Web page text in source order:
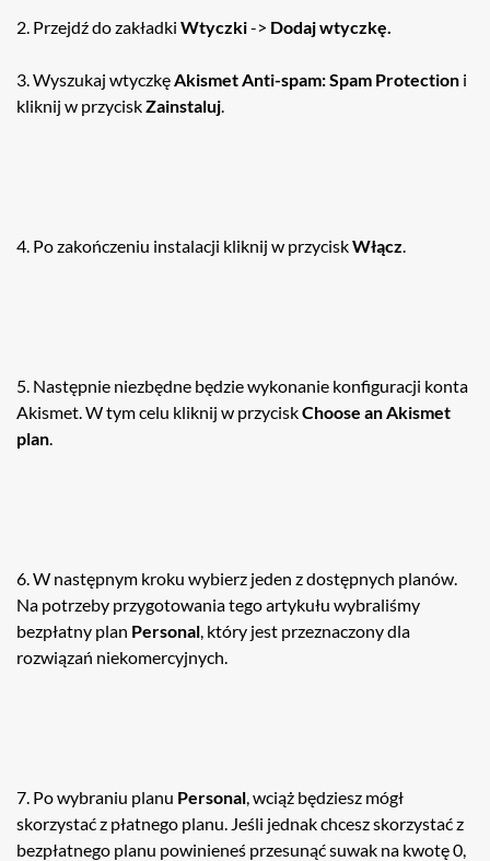
2. Przejdź do zakładki Wtyczki-> Dodaj wtyczkę.
3. Wyszukaj wtyczkęAkismet Anti-spam: Spam Protection i
kliknij w przyciskZainstaluj.
4. Po zakończeniu instalacji kliknij w przyciskWłącz.
5. Następnie niezbędne będzie wykonanie konfiguracji konta
Akismet. W tym celu kliknij w przyciskChoose an Akismet
plan.
6. W następnym kroku wybierz jeden z dostępnych planów.
Na potrzeby przygotowania tego artykułu wybraliśmy
bezpłatny plan Personal, który jest przeznaczony dla
rozwiązań niekomercyjnych.
7. Po wybraniu planu Personal, wciąż będziesz mógł
skorzystać z płatnego planu. Jeśli jednak chcesz skorzystać z
bezpłatnego planu powinieneś przesunąć suwak na kwotę 0,